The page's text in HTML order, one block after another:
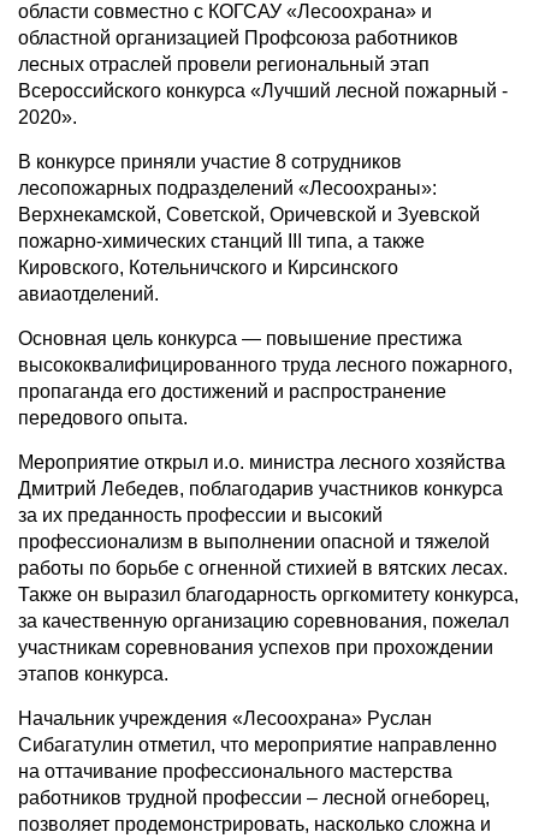
области совместно с КОГСАУ «Лесоохрана» и
областной организацией Профсоюза работников
лесных отраслей провели региональный этап
Всероссийского конкурса «Лучший лесной пожарный -
2020».
В конкурсе приняли участие 8 сотрудников
лесопожарных подразделений «Лесоохраны»:
Верхнекамской, Советской, Оричевской и Зуевской
пожарно-химических станций III типа, а также
Кировского, Котельничского и Кирсинского
авиаотделений.
Основная цель конкурса — повышение престижа
высококвалифицированного труда лесного пожарного,
пропаганда его достижений и распространение
передового опыта.
Мероприятие открыл и.о. министра лесного хозяйства
Дмитрий Лебедев, поблагодарив участников конкурса
за их преданность профессии и высокий
профессионализм в выполнении опасной и тяжелой
работы по борьбе с огненной стихией в вятских лесах.
Также он выразил благодарность оргкомитету конкурса,
за качественную организацию соревнования, пожелал
участникам соревнования успехов при прохождении
этапов конкурса.
Начальник учреждения «Лесоохрана» Руслан
Сибагатулин отметил, что мероприятие направленно
на оттачивание профессионального мастерства
работников трудной профессии – лесной огнеборец,
позволяет продемонстрировать, насколько сложна и